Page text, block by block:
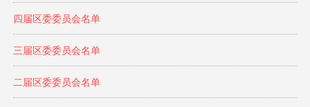
四届区委委员会名单
三届区委委员会名单
二届区委委员会名单